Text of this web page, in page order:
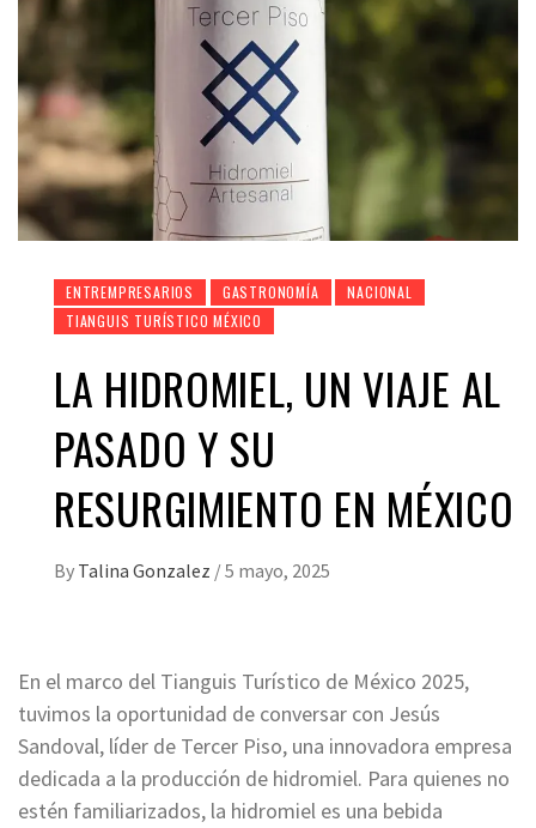
ENTREMPRESARIOS GASTRONOMÍA
NACIONAL
TIANGUIS TURÍSTICO MÉXICO
LA HIDROMIEL, UN VIAJE AL
PASADO Y SU
RESURGIMIENTO EN MÉXICO
By Talina Gonzalez /5 mayo, 2025
En el marco del Tianguis Turístico de México 2025,
tuvimos la oportunidad de conversar con Jesús
Sandoval, líder de Tercer Piso, una innovadora empresa
dedicada a la producción de hidromiel. Para quienes no
estén familiarizados, la hidromiel es una bebida